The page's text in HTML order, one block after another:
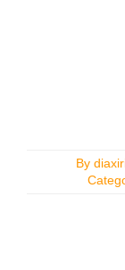
By